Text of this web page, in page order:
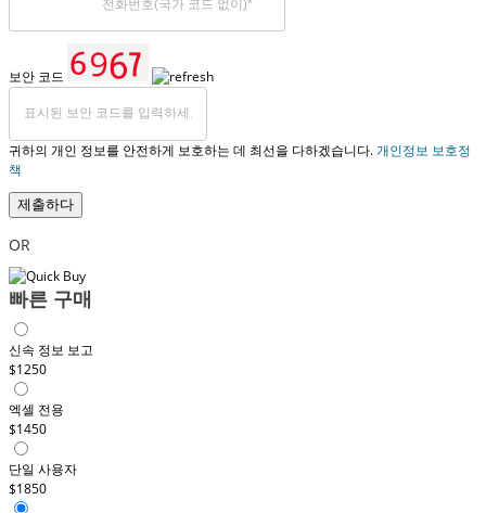
보안 코드
귀하의 개인 정보를 안전하게 보호하는 데 최선을 다하겠습니다.개인정보 보호정
책
제출하다
OR
빠른 구매
신속 정보 보고
$1250
엑셀 전용
$1450
단일 사용자
$1850